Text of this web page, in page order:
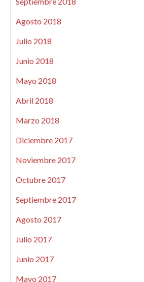
Agosto 2018
Julio 2018
Junio 2018
Mayo 2018
Abril 2018
Marzo 2018
Diciembre 2017
Noviembre 2017
Octubre 2017
Septiembre 2017
Agosto 2017
Julio 2017
Junio 2017
Mayo 2017